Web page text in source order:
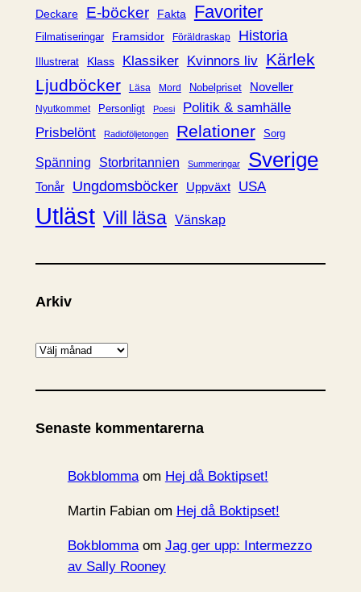
iDeckare E-böcker Fakta Favoriter
Filmatiseringar Framsidor Föräldraskap Historia
Illustrerat Klass Klassiker Kvinnors liv Kärlek
Ljudböcker
Läsa Mord Nobelpriset Noveller
Nyutkommet Personligt Poesi
Politik & samhälle
Prisbelönt
Radioföljetongen Relationer Sorg
Spänning Storbritannien Summeringar Sverige
Tonår Ungdomsböcker Uppväxt USA
Utläst Vill läsa Vänskap
Arkiv
A
k
v
Senaste kommentarerna
Bokblommaom Hej då Boktipset!
Martin Fabianom Hej då Boktipset!
Bokblommaom Jag ger upp: Intermezzo
av Sally Rooney